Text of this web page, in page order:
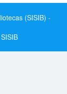
(SISIB) -